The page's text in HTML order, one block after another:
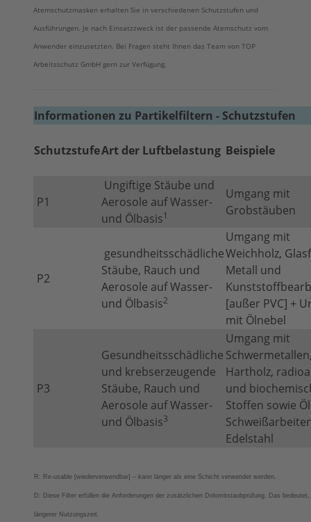
Atemschutzmasken erhalten Sie in verschiedenen Schutzstufen und
Ausführungen. Je nach Einsatzzweck ist der passende Atemschutz vom
Anwender einzusetzten. Bei Fragen steht Ihnen das Team von TOP
Arbeitsschutz GmbH gern zur Verfügung.
Informationen zu Partikelfiltern - Schutzstufen
SchutzstufeArt der Luftbelastung Beispiele
P1
Ungiftige Stäube und
Aerosole auf Wasser-
und Ölbasis1
Umgang mit
Grobstäuben
P2
gesundheitsschädliche
Stäube, Rauch und
Aerosole auf Wasser-
und Ölbasis2
Umgang mit
Weichholz,
Metall und
[außer PVC] +
mit Ölnebel
P3
Gesundheitsschädliche
und krebserzeugende
Stäube, Rauch und
Aerosole auf Wasser-
und Ölbasis3
Umgang mit
Hartholz,
und
Stoffen sowie
Edelstahl
R: Re-usable [wiederverwendbar] – kann länger als eine Schicht verwendet werden.
D: Diese Filter erfüllen die Anforderungen der zusätzlichen Dolomitstaubprüfung. Das
längerer Nutzungszeit.